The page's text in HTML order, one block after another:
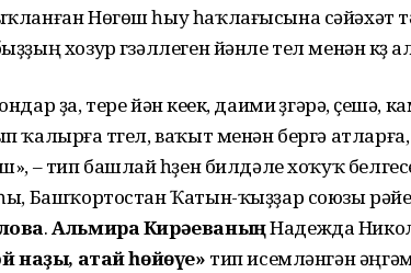
Нөгөш һыу һаҡлағысына сәйәхәт
хозур гүзәллеген йәнле тел менән күҙ
ҙа, тере йән кеүек, даими үҙгәрә,
ҡалырға түгел, ваҡыт менән бергә
– тип башлай һүҙен билдәле хоҡуҡ
Башҡортостан Ҡатын-ҡыҙҙар союзы
.Альмира КирәеваныңНадежда
наҙы, атай һөйөүе» тип исемләнгән